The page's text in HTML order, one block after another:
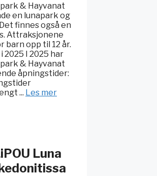
& Hayvanat
en lunapark og
finnes også en
Attraksjonene
opp til 12 år.
2025 I 2025 har
& Hayvanat
åpningstider:
... Les mer
Luna